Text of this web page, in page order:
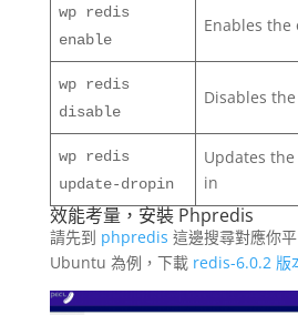
wp redis
enable
Enables the
wp redis
disable
Disables
wp redis
update-dropin
Updates
in
效能考量，安裝 Phpredis
請先到 phpredis 這邊搜尋對應你
Ubuntu 為例，下載 redis-6.0.2 版